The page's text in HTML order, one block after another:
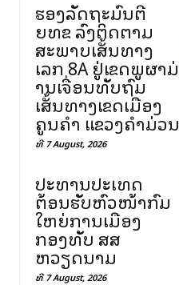
ຮອງລັດຖະມົນຕີ
ຍທຂ ລົງຕິດຕາມ
ສະພາບເສັ້ນທາງ
ເລກ 8A ຢູ່ເຂດພູຜາມ່
ານເຈື່ອນທັບຖົມ
ເສັ້ນທາງເຂດເມືອງ
ຄູນຄໍາ ແຂວງຄໍາມ່ວນ
ທີ 7 August, 2026
ປະທານປະເທດ
ຕ້ອນຮັບຫົວໜ້າກົມ
ໃຫຍ່ການເມືອງ
ກອງທັບ ສສ
ຫວຽດນາມ
ທີ 7 August, 2026